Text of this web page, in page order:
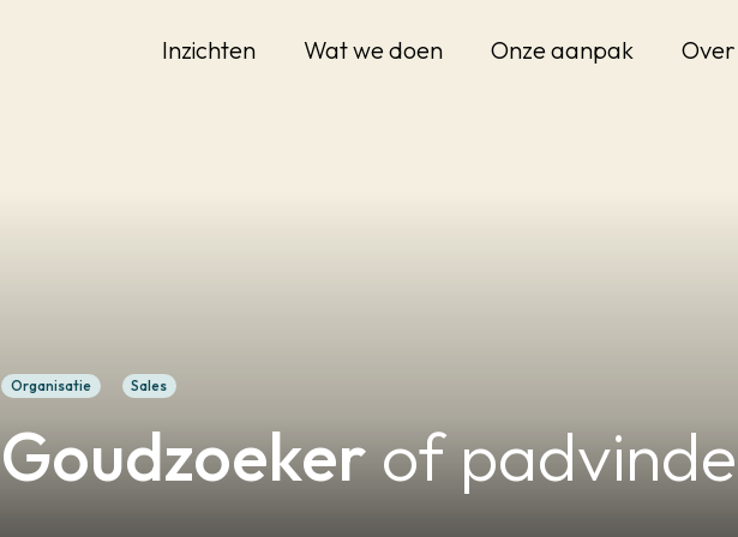
Inzichten Wat we doen Onze aanpak Over
Organisatie Sales
Goudzoekerof